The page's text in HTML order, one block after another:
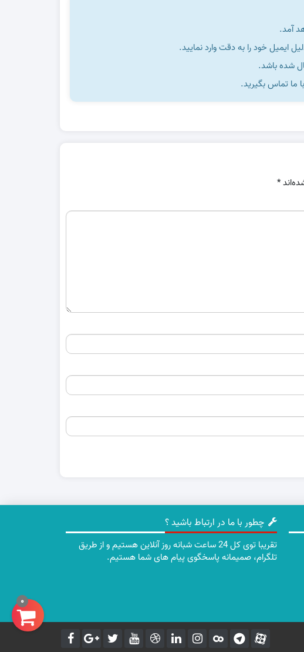
آمد.
ایمیل خود را به دقت وارد نمایید.
ما تماس بگیرید.
*
چطور با ما در ارتباط باشید ؟
تقریبا توی کل 24 ساعت شبانه روز آنلاین هستیم و از طریق
تلگرام، صمیمانه پاسخگوی پیام های شما هستیم.
0